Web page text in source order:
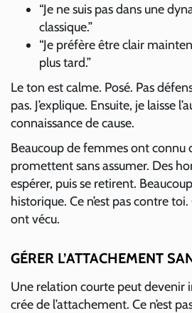
“Je ne suis pas dans une
classique.”
“Je préfère être clair
plus tard.”
Le ton est calme. Posé. Pas
pas. J’explique. Ensuite, je laisse
connaissance de cause.
Beaucoup de femmes ont connu
promettent sans assumer. Des
espérer, puis se retirent.
historique. Ce n’est pas contre toi.
ont vécu.
GÉRER L’ATTACHEMENT
Une relation courte peut devenir
crée de l’attachement. Ce n’est